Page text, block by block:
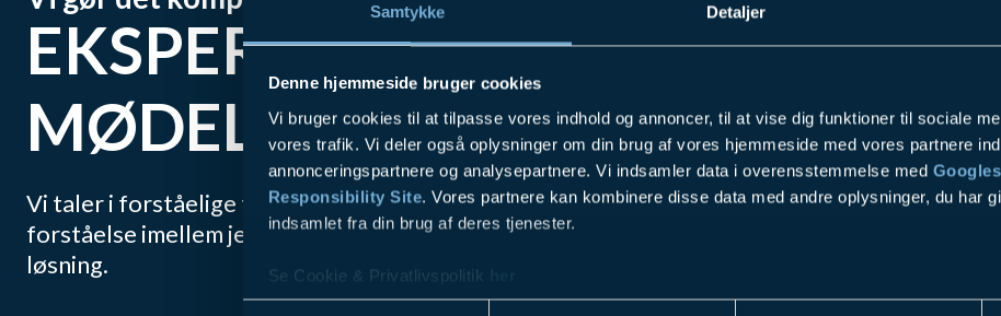
Samtykke Detaljer
Denne hjemmeside bruger cookies
Vi bruger cookies til at tilpasse vores indhold og annoncer, til at vise dig funktioner til sociale
vores trafik. Vi deler også oplysninger om din brug af vores hjemmeside med vores partnere
annonceringspartnere og analysepartnere. Vi indsamler data i overensstemmelse med
Responsibility Site. Vores partnere kan kombinere disse data med andre oplysninger, du har
indsamlet fra din brug af deres tjenester.
Se Cookie & Privatlivspolitik
EKSPERTER I
MØDELØSNINGER
Vi taler i forståelige termer for at sikre, at der er optimal
forståelse imellem jeres ønsker og behov og den leverede
løsning.